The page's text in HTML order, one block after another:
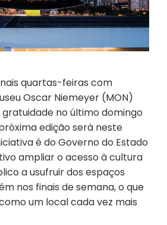
quartas-feiras com
Oscar Niemeyer (MON)
no último domingo
edição será neste
é do Governo do Estado
ampliar o acesso à cultura
a usufruir dos espaços
nos finais de semana, o que
um local cada vez mais